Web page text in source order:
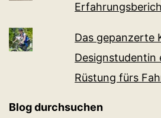
Das gepanzerte
Rüstung fürs
Blog durchsuchen